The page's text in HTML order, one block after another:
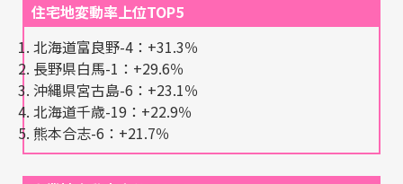
住宅地変動率上位TOP5
北海道富良野-4：+31.3％
長野県白馬-1：+29.6％
沖縄県宮古島-6：+23.1％
北海道千歳-19：+22.9％
熊本合志-6：+21.7％